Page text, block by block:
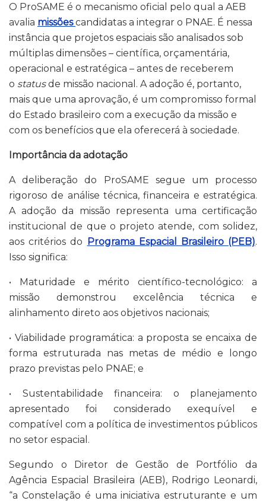
O ProSAME é o mecanismo oficial pelo qual a AEB
avalia missões candidatas a integrar o PNAE. É nessa
instância que projetos espaciais são analisados sob
múltiplas dimensões – científica, orçamentária,
operacional e estratégica – antes de receberem
o statusde missão nacional. A adoção é, portanto,
mais que uma aprovação, é um compromisso formal
do Estado brasileiro com a execução da missão e
com os benefícios que ela oferecerá à sociedade.
Importância da adotação
A deliberação do ProSAME segue um processo
rigoroso de análise técnica, financeira e estratégica.
A adoção da missão representa uma certificação
institucional de que o projeto atende, com solidez,
aos critérios do Programa Espacial Brasileiro (PEB).
Isso significa:
• Maturidade e mérito científico-tecnológico: a
missão demonstrou excelência técnica e
alinhamento direto aos objetivos nacionais;
• Viabilidade programática: a proposta se encaixa de
forma estruturada nas metas de médio e longo
prazo previstas pelo PNAE; e
• Sustentabilidade financeira: o planejamento
apresentado foi considerado exequível e
compatível com a política de investimentos públicos
no setor espacial.
Segundo o Diretor de Gestão de Portfólio da
Agência Espacial Brasileira (AEB), Rodrigo Leonardi,
“a Constelação é uma iniciativa estruturante e um